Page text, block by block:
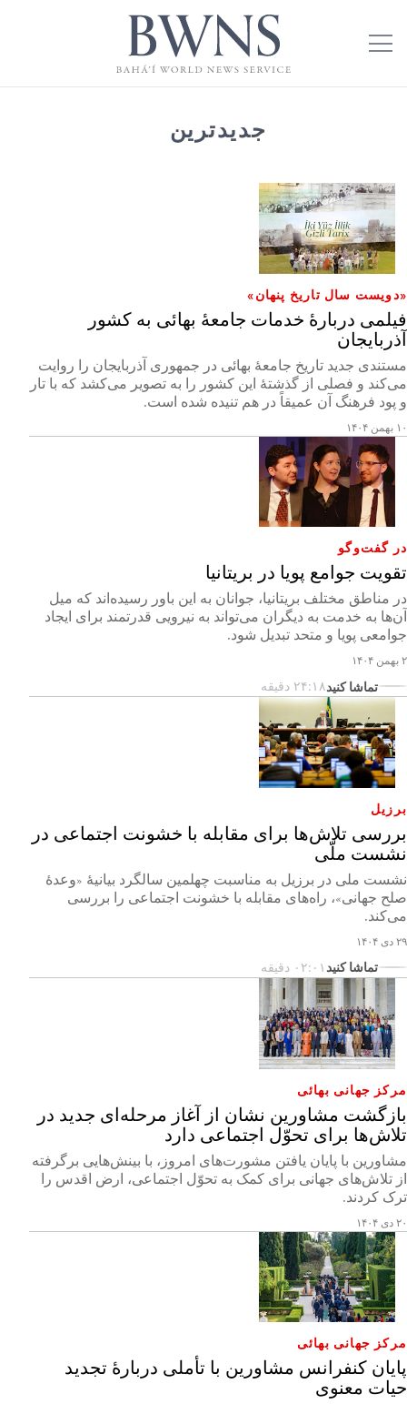
جدیدترین
«دویست سال تاریخ پنهان»
فیلمی دربارهٔ خدمات جامعهٔ بهائی به کشور
آذربایجان
مستندی جدید تاریخ جامعۀ بهائی در جمهوری آذربایجان را روایت
می‌کند و فصلی از گذشتهٔ این کشور را به تصویر می‌کشد که با تار
و پود فرهنگ آن عمیقاً در هم تنیده شده است.
۱۰ بهمن ۱۴۰۴
در گفت‌وگو
تقویت جوامع پویا در بریتانیا
در مناطق مختلف بریتانیا، جوانان به این باور رسیده‌اند که میل
آن‌ها به خدمت به دیگران می‌تواند به نیرویی قدرتمند برای ایجاد
جوامعی پویا و متحد تبدیل شود.
۲ بهمن ۱۴۰۴
تماشا کنید۲۴:۱۸ دقیقه
برزیل
بررسی تلاش‌ها برای مقابله با خشونت اجتماعی در
نشست ملّی
نشست ملی در برزیل به مناسبت چهلمین سالگرد بیانیۀ «وعدۀ
صلح جهانی»، راه‌های مقابله با خشونت اجتماعی را بررسی
می‌کند.
۲۹ دی ۱۴۰۴
تماشا کنید ۰۲:۰۱ دقیقه
مرکز جهانی بهائی
بازگشت مشاورین نشان از آغاز مرحله‌ای جدید در
تلاش‌ها برای تحوّل اجتماعی دارد
مشاورین با پایان یافتن مشورت‌های امروز، با بینش‌هایی برگرفته
از تلاش‌های جهانی برای کمک به تحوّل اجتماعی، ارض اقدس را
ترک کردند.
۲۰ دی ۱۴۰۴
مرکز جهانی بهائی
پایان کنفرانس مشاورین با تأملی دربارۀ تجدید
حیات معنوی